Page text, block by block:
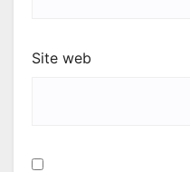
Site web